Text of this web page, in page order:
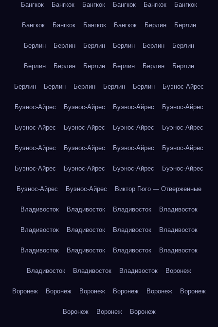
Бангкок Бангкок Бангкок Бангкок Бангкок Бангкок
Бангкок Бангкок Бангкок Бангкок Берлин Берлин
Берлин Берлин Берлин Берлин Берлин Берлин
Берлин Берлин Берлин Берлин Берлин Берлин
Берлин Берлин Берлин Берлин Берлин Буэнос-Айрес
Буэнос-Айрес Буэнос-Айрес Буэнос-Айрес Буэнос-Айрес
Буэнос-Айрес Буэнос-Айрес Буэнос-Айрес Буэнос-Айрес
Буэнос-Айрес Буэнос-Айрес Буэнос-Айрес Буэнос-Айрес
Буэнос-Айрес Буэнос-Айрес Буэнос-Айрес Буэнос-Айрес
Буэнос-Айрес Буэнос-Айрес Виктор Гюго — Отверженные
Владивосток Владивосток Владивосток Владивосток
Владивосток Владивосток Владивосток Владивосток
Владивосток Владивосток Владивосток Владивосток
Владивосток Владивосток Владивосток Воронеж
Воронеж Воронеж Воронеж Воронеж Воронеж Воронеж
Воронеж Воронеж Воронеж